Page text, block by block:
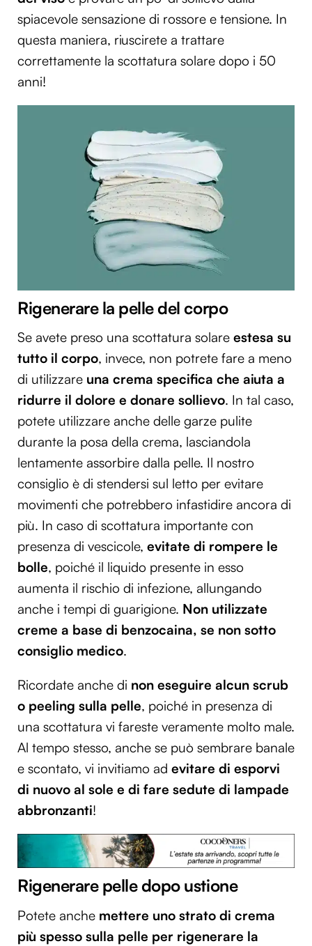
spiacevole sensazione di rossore e tensione. In
questa maniera, riuscirete a trattare
correttamente la scottatura solare dopo i 50
anni!
Rigenerare la pelle del corpo
Se avete preso una scottatura solare estesa su
tutto il corpo, invece, non potrete fare a meno
di utilizzare una crema specifica che aiuta a
ridurre il dolore e donare sollievo. In tal caso,
potete utilizzare anche delle garze pulite
durante la posa della crema, lasciandola
lentamente assorbire dalla pelle. Il nostro
consiglio è di stendersi sul letto per evitare
movimenti che potrebbero infastidire ancora di
più. In caso di scottatura importante con
presenza di vescicole, evitate di rompere le
bolle, poiché il liquido presente in esso
aumenta il rischio di infezione, allungando
anche i tempi di guarigione. Non utilizzate
creme a base di benzocaina, se non sotto
consiglio medico.
Ricordate anche di non eseguire alcun scrub
o peeling sulla pelle, poiché in presenza di
una scottatura vi fareste veramente molto male.
Al tempo stesso, anche se può sembrare banale
e scontato, vi invitiamo ad evitare di esporvi
di nuovo al sole e di fare sedute di lampade
abbronzanti!
Rigenerare pelle dopo ustione
Potete anche mettere uno strato di crema
più spesso sulla pelle per rigenerare la